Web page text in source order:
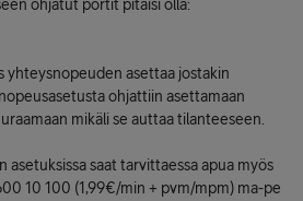
ohjatut portit pitäisi olla:
yhteysnopeuden asettaa jostakin
ohjattiin asettamaan
mikäli se auttaa tilanteeseen.
saat tarvittaessa apua myös
10 100 (1,99€/min + pvm/mpm) ma-pe